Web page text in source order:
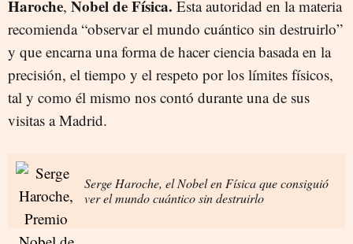
Haroche, Nobel de Física. Esta autoridad en la materia
recomienda “observar el mundo cuántico sin destruirlo”
y que encarna una forma de hacer ciencia basada en la
precisión, el tiempo y el respeto por los límites físicos,
tal y como él mismo nos contó durante una de sus
visitas a Madrid.
Serge Haroche, el Nobel en Física que consiguió
ver el mundo cuántico sin destruirlo